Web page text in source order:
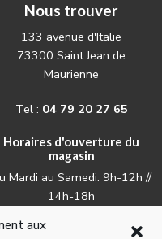
aux
Nous trouver
133 avenue d'Italie
73300 Saint Jean de
Maurienne
Tel : 04 79 20 27 65
Horaires d'ouverture du
magasin
Mardi au Samedi: 9h-12h //
14h-18h